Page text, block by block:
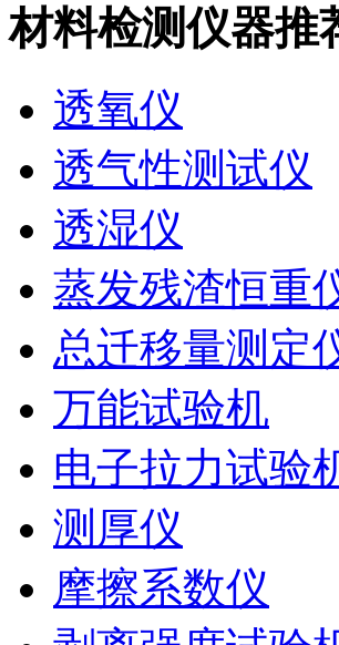
材料检测仪器推
透氧仪
透气性测试仪
透湿仪
蒸发残渣恒重
总迁移量测定
万能试验机
电子拉力试验
测厚仪
摩擦系数仪